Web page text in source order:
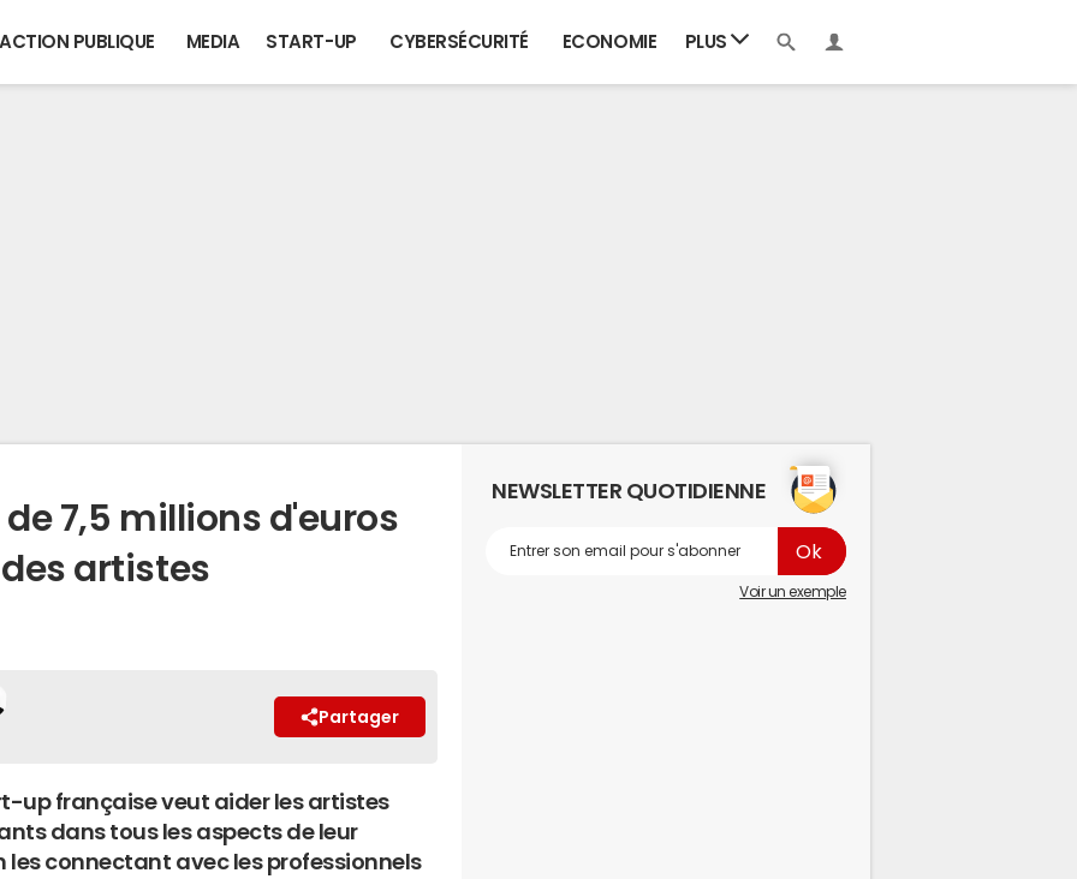
ACTION PUBLIQUE MEDIA START-UP CYBERSÉCURITÉ ECONOMIE PLUS
7,5 millions d'euros
artistes
Partager
up française veut aider les artistes
dans tous les aspects de leur
les connectant avec les professionnels
NEWSLETTER QUOTIDIENNE
Voir un exemple